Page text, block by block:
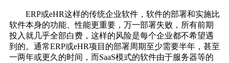
ERP或eHR这样的传统企业软件，软件的部署和实施比
软件本身的功能、性能更重要，万一部署失败，所有前期
投入就几乎全部白费，这样的风险是每个企业都不希望遇
到的。通常ERP或eHR项目的部署周期至少需要半年，甚至
一两年或更久的时间，而SaaS模式的软件由于服务器等的